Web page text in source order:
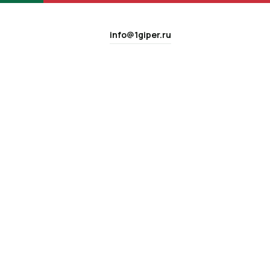
info@1giper.ru